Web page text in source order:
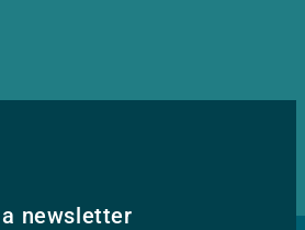
newsletter